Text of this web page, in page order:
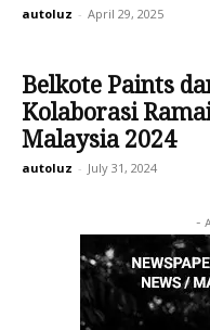
autoluz - April 29, 2025
Belkote Paints
Kolaborasi
Malaysia 2024
autoluz - July 31, 2024
-